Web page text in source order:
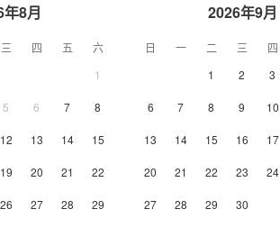
8月
三 四 五
六
1
5 6 7 8
12 13 14 15
19 20 21 22
26 27 28 29
2026年9月
日 一 二 三
四
1
2 3
6 7 8 9 10
13 14 15 16 17
20 21 22 23 24
27 28 29 30
空調
豪華大床房